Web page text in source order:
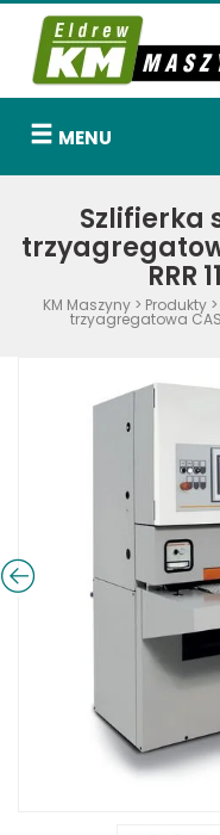
MENU
Szlifierka
RRR
KM Maszyny> Produkty>
trzyagregatowa